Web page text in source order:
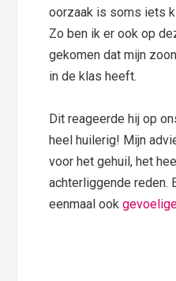
oorzaak is soms iets
Zo ben ik er ook op
gekomen dat mijn
in de klas heeft.
Dit reageerde hij op
heel huilerig! Mijn
voor het gehuil, het
achterliggende reden.
eenmaal ook